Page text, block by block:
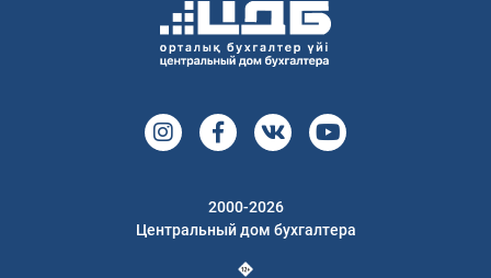
2000-2026
Центральный дом бухгалтера